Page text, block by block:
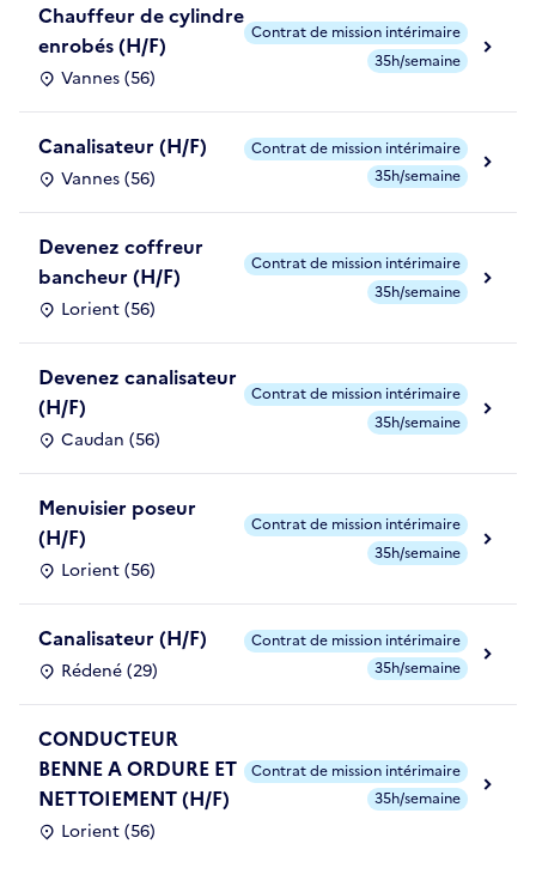
Chauffeur de cylindre
enrobés (H/F)
Vannes (56)
Contrat de mission intérimaire
35h/semaine
Canalisateur (H/F)
Vannes (56)
Contrat de mission intérimaire
35h/semaine
Devenez coffreur
bancheur (H/F)
Lorient (56)
Contrat de mission intérimaire
35h/semaine
Devenez canalisateur
(H/F)
Caudan (56)
Contrat de mission intérimaire
35h/semaine
Menuisier poseur
(H/F)
Lorient (56)
Contrat de mission intérimaire
35h/semaine
Canalisateur (H/F)
Rédené (29)
Contrat de mission intérimaire
35h/semaine
CONDUCTEUR
BENNE A ORDURE ET
NETTOIEMENT (H/F)
Lorient (56)
Contrat de mission intérimaire
35h/semaine